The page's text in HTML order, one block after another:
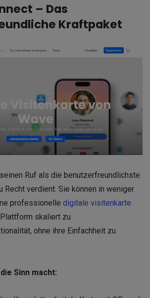
– Das
Kraftpaket
Ruf als die benutzerfreundlichste
Recht verdient. Sie können in weniger
professionelle digitale visitenkarte
skaliert zu
ohne ihre Einfachheit zu
Sinn macht: